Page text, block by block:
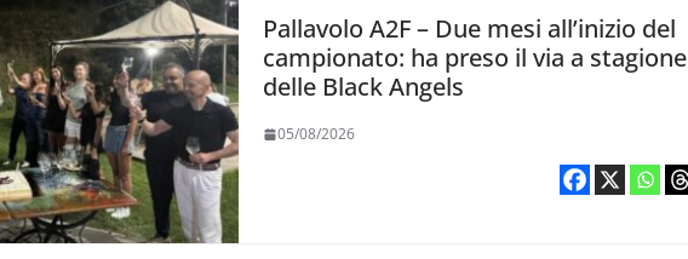
Pallavolo A2F – Due mesi all’inizio del
campionato: ha preso il via a stagione
delle Black Angels
05/08/2026